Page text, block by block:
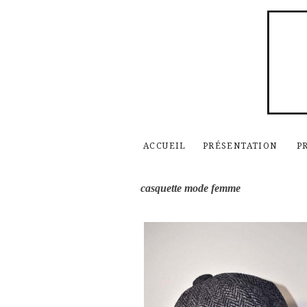
ACCUEIL PRÉSENTATION
casquette mode femme